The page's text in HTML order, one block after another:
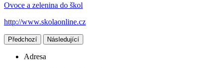
Ovoce a zelenina do škol
http://www.skolaonline.cz
Předchozí Následující
Adresa